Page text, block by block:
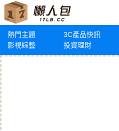
熱門主題 3C產品快訊
影視綜藝
投資理財